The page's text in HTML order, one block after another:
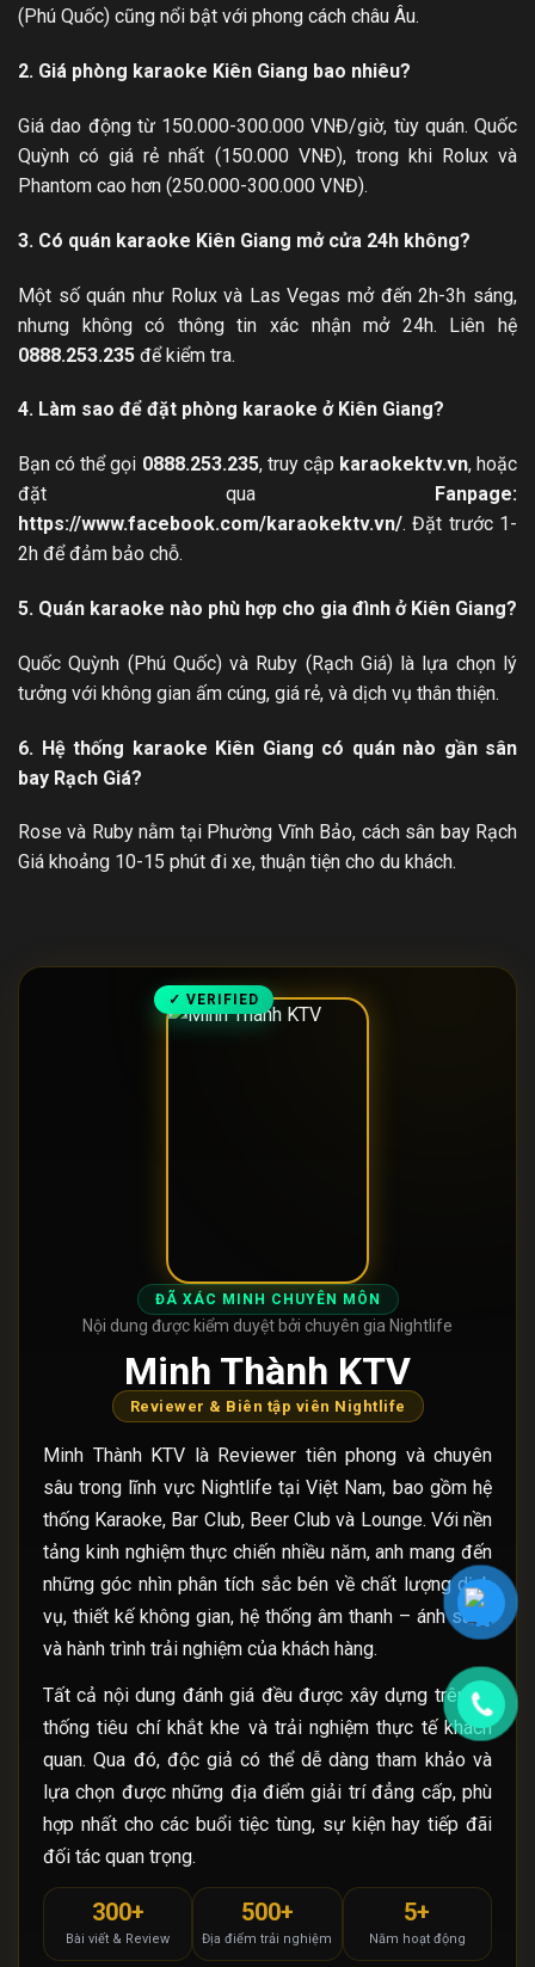
(Phú Quốc) cũng nổi bật với phong cách châu Âu.
2. Giá phòng karaoke Kiên Giang bao nhiêu?
Giá dao động từ 150.000-300.000 VNĐ/giờ, tùy quán. Quốc
Quỳnh có giá rẻ nhất (150.000 VNĐ), trong khi Rolux và
Phantom cao hơn (250.000-300.000 VNĐ).
3. Có quán karaoke Kiên Giang mở cửa 24h không?
Một số quán như Rolux và Las Vegas mở đến 2h-3h sáng,
nhưng không có thông tin xác nhận mở 24h. Liên hệ
0888.253.235 để kiểm tra.
4. Làm sao để đặt phòng karaoke ở Kiên Giang?
Bạn có thể gọi 0888.253.235, truy cập karaokektv.vn, hoặc
đặt qua
Fanpage:
https://www.facebook.com/karaokektv.vn/. Đặt trước 1-
2h để đảm bảo chỗ.
5. Quán karaoke nào phù hợp cho gia đình ở Kiên Giang?
Quốc Quỳnh (Phú Quốc) và Ruby (Rạch Giá) là lựa chọn lý
tưởng với không gian ấm cúng, giá rẻ, và dịch vụ thân thiện.
6. Hệ thống karaoke Kiên Giang có quán nào gần sân
bay Rạch Giá?
Rose và Ruby nằm tại Phường Vĩnh Bảo, cách sân bay Rạch
Giá khoảng 10-15 phút đi xe, thuận tiện cho du khách.
✓ VERIFIED
ĐÃ XÁC MINH CHUYÊN MÔN
Nội dung được kiểm duyệt bởi chuyên gia Nightlife
Minh Thành KTV
Reviewer & Biên tập viên Nightlife
Minh Thành KTV là Reviewer tiên phong và chuyên
sâu trong lĩnh vực Nightlife tại Việt Nam, bao gồm hệ
thống Karaoke, Bar Club, Beer Club và Lounge. Với nền
tảng kinh nghiệm thực chiến nhiều năm, anh mang đến
những góc nhìn phân tích sắc bén về chất lượng dịch
vụ, thiết kế không gian, hệ thống âm thanh – ánh sáng
và hành trình trải nghiệm của khách hàng.
Tất cả nội dung đánh giá đều được xây dựng trên hệ
thống tiêu chí khắt khe và trải nghiệm thực tế khách
quan. Qua đó, độc giả có thể dễ dàng tham khảo và
lựa chọn được những địa điểm giải trí đẳng cấp, phù
hợp nhất cho các buổi tiệc tùng, sự kiện hay tiếp đãi
đối tác quan trọng.
300+
Bài viết & Review
500+
Địa điểm trải nghiệm
5+
Năm hoạt động